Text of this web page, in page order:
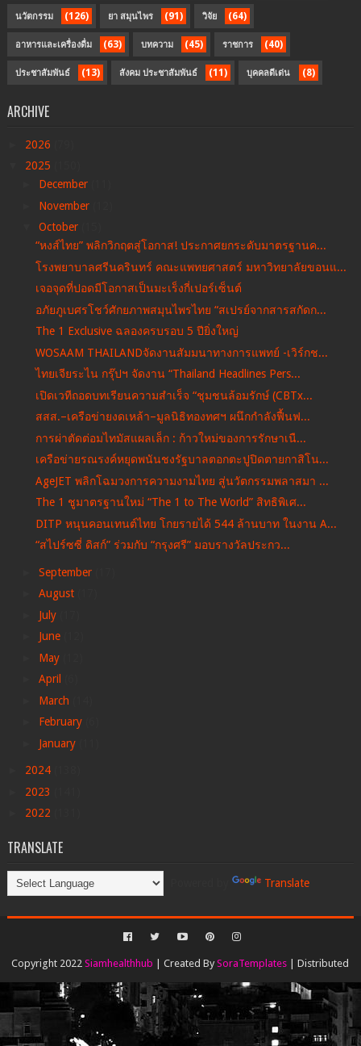
นวัตกรรม (126) ยา สมุนไพร (91) วิจัย (64)
อาหารและเครื่องดื่ม (63) บทความ (45) ราชการ (40)
ประชาสัมพันธ์ (13) สังคม ประชาสัมพันธ์ (11) บุคคลดีเด่น (8)
ARCHIVE
2026
2025
December
November
October
“หงส์ไทย” พลิกวิกฤตสู่โอกาส! ประกาศยกระดับมาตรฐานค...
โรงพยาบาลศรีนครินทร์ คณะแพทยศาสตร์ มหาวิทยาลัยขอนแ...
เจอจุดที่ปอดมีโอกาสเป็นมะเร็งกี่เปอร์เซ็นต์
อภัยภูเบศรโชว์ศักยภาพสมุนไพรไทย “สเปรย์จากสารสกัดก...
The 1 Exclusive ฉลองครบรอบ 5 ปียิ่งใหญ่
WOSAAM THAILAND​จัดงานสัมมนาทางการแพทย์​ -​เวิร์กช...
ไทยเจียระไน กรุ๊ปฯ จัดงาน “Thailand Headlines Pers...
เปิดเวทีถอดบทเรียนความสำเร็จ “ชุมชนล้อมรักษ์ (CBTx...
สสส.–เครือข่ายงดเหล้า–มูลนิธิทองทศฯ ผนึกกำลังฟื้นฟ...
การผ่าตัดต่อมไทมัสแผลเล็ก : ก้าวใหม่ของการรักษาเนื...
เครือข่ายรณรงค์หยุดพนันชงรัฐบาลตอกตะปูปิดตายกาสิโน...
AgeJET พลิกโฉมวงการความงามไทย​ สู่นวัตกรรมพลาสมา​ ...
The 1 ชูมาตรฐานใหม่ “The 1 to The World” สิทธิพิเศ...
DITP หนุนคอนเทนต์ไทย โกยรายได้ 544 ล้านบาท ในงาน A...
“สไปร์ซซี่ ดิสก์” ร่วมกับ “กรุงศรี” มอบรางวัลประกว...
September
August
July
June
May
April
March
February
January
2024
2023
2022
TRANSLATE
Translate
Copyright 2022Siamhealthhub | Created BySoraTemplates | Distributed
By
Gooyaabi Templates